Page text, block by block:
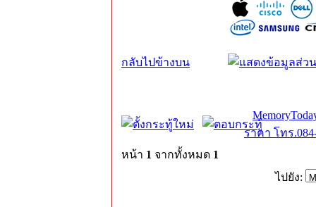
กลับไปข้างบน
ราคา โทร
หน้า 1 จากทั้งหมด 1
ไปยัง: